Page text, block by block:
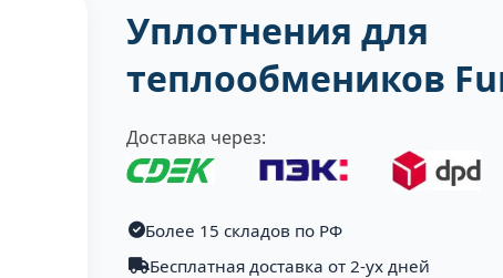
Уплотнения для
теплообмеников
Доставка через:
Более 15 складов по РФ
Бесплатная доставка от 2-ух дней